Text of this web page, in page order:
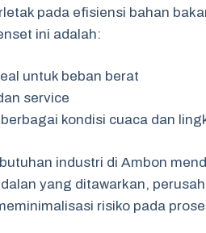
pada efisiensi bahan
ini adalah:
untuk beban berat
service
kondisi cuaca dan
industri di Ambon
yang ditawarkan,
risiko pada